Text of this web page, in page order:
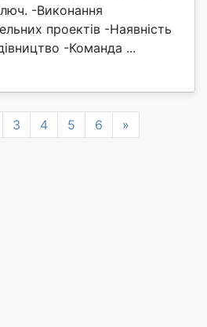
-Виконання
проектів -Наявність
-Команда ...
3 4 5 6 »